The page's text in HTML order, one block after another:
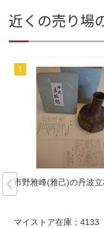
近くの売り場
市野雅峰(雅己)の丹波
マイストア在庫： 4133